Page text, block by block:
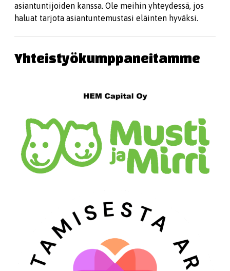
asiantuntijoiden kanssa. Ole meihin yhteydessä, jos
haluat tarjota asiantuntemustasi eläinten hyväksi.
Yhteistyökumppaneitamme